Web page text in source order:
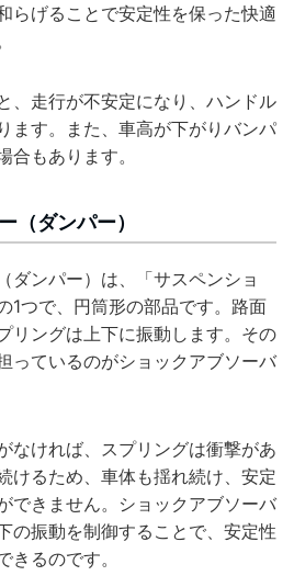
らげることで安定性を保った快適
、走行が不安定になり、ハンドル
ます。また、車高が下がりバンパ
合もあります。
（ダンパー）
ダンパー）は、「サスペンショ
1つで、円筒形の部品です。路面
リングは上下に振動します。その
っているのがショックアブソーバ
なければ、スプリングは衝撃があ
けるため、車体も揺れ続け、安定
できません。ショックアブソーバ
の振動を制御することで、安定性
きるのです。